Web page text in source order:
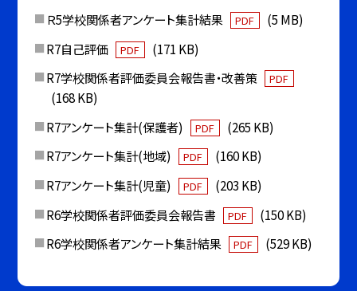
Ｒ5学校関係者アンケート集計結果
PDF
(5 MB)
R7自己評価
PDF
(171 KB)
R7学校関係者評価委員会報告書・改善策
PDF
(168 KB)
R7アンケート集計(保護者)
PDF
(265 KB)
R7アンケート集計(地域)
PDF
(160 KB)
R7アンケート集計(児童)
PDF
(203 KB)
R6学校関係者評価委員会報告書
PDF
(150 KB)
R6学校関係者アンケート集計結果
PDF (529 KB)